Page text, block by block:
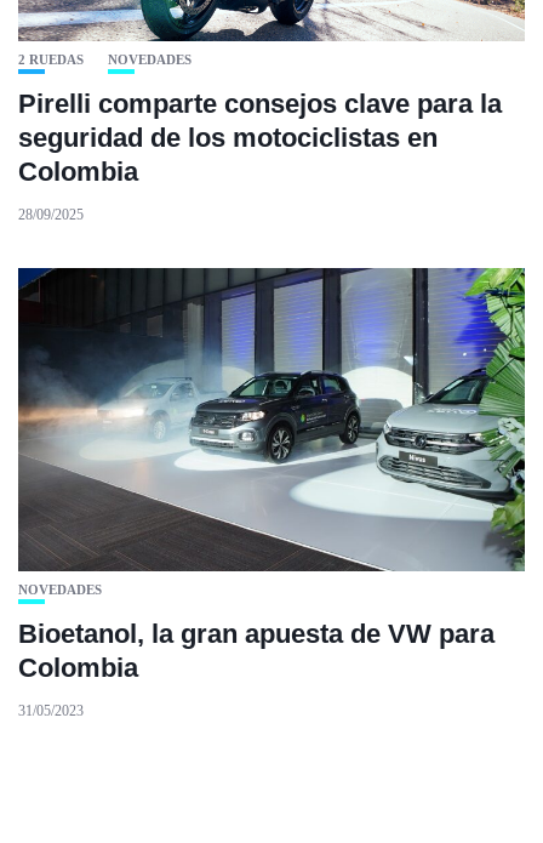
2 RUEDAS NOVEDADES
Pirelli comparte consejos clave para la
seguridad de los motociclistas en
Colombia
28/09/2025
NOVEDADES
Bioetanol, la gran apuesta de VW para
Colombia
31/05/2023